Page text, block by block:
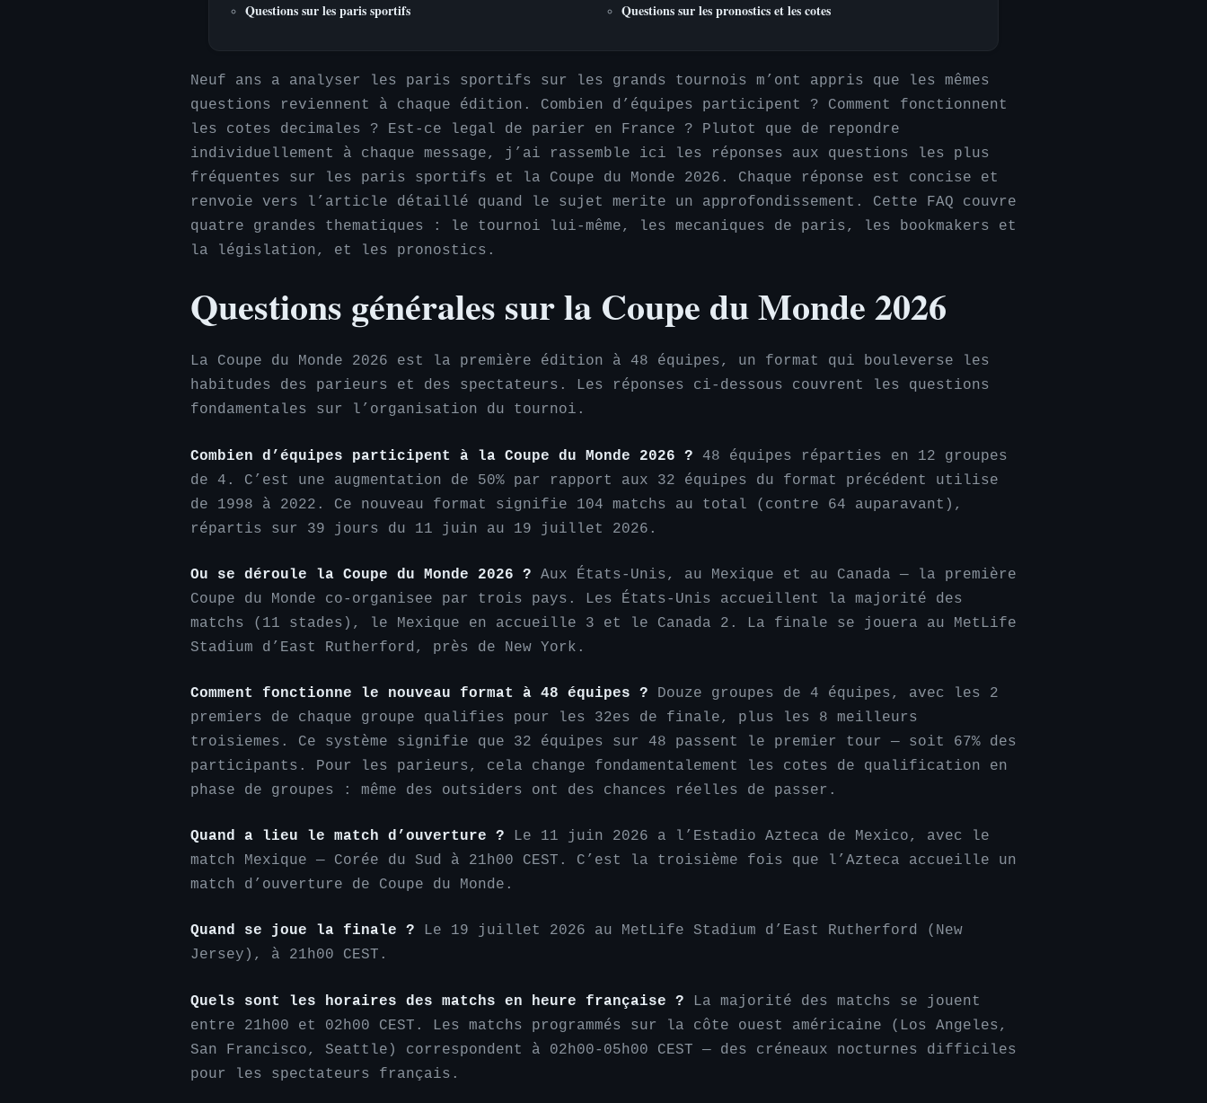
Questions sur les paris sportifs
Questions sur les pronostics et les cotes
Neuf ans a analyser les paris sportifs sur les grands tournois m’ont appris que les mêmes
questions reviennent à chaque édition. Combien d’équipes participent ? Comment fonctionnent
les cotes decimales ? Est-ce legal de parier en France ? Plutot que de repondre
individuellement à chaque message, j’ai rassemble ici les réponses aux questions les plus
fréquentes sur les paris sportifs et la Coupe du Monde 2026. Chaque réponse est concise et
renvoie vers l’article détaillé quand le sujet merite un approfondissement. Cette FAQ couvre
quatre grandes thematiques : le tournoi lui-même, les mecaniques de paris, les bookmakers et
la législation, et les pronostics.
Questions générales sur la Coupe du Monde 2026
La Coupe du Monde 2026 est la première édition à 48 équipes, un format qui bouleverse les
habitudes des parieurs et des spectateurs. Les réponses ci-dessous couvrent les questions
fondamentales sur l’organisation du tournoi.
Combien d’équipes participent à la Coupe du Monde 2026 ? 48 équipes réparties en 12 groupes
de 4. C’est une augmentation de 50% par rapport aux 32 équipes du format précédent utilise
de 1998 à 2022. Ce nouveau format signifie 104 matchs au total (contre 64 auparavant),
répartis sur 39 jours du 11 juin au 19 juillet 2026.
Ou se déroule la Coupe du Monde 2026 ? Aux États-Unis, au Mexique et au Canada — la première
Coupe du Monde co-organisee par trois pays. Les États-Unis accueillent la majorité des
matchs (11 stades), le Mexique en accueille 3 et le Canada 2. La finale se jouera au MetLife
Stadium d’East Rutherford, près de New York.
Comment fonctionne le nouveau format à 48 équipes ? Douze groupes de 4 équipes, avec les 2
premiers de chaque groupe qualifies pour les 32es de finale, plus les 8 meilleurs
troisiemes. Ce système signifie que 32 équipes sur 48 passent le premier tour — soit 67% des
participants. Pour les parieurs, cela change fondamentalement les cotes de qualification en
phase de groupes : même des outsiders ont des chances réelles de passer.
Quand a lieu le match d’ouverture ? Le 11 juin 2026 a l’Estadio Azteca de Mexico, avec le
match Mexique — Corée du Sud à 21h00 CEST. C’est la troisième fois que l’Azteca accueille un
match d’ouverture de Coupe du Monde.
Quand se joue la finale ? Le 19 juillet 2026 au MetLife Stadium d’East Rutherford (New
Jersey), à 21h00 CEST.
Quels sont les horaires des matchs en heure française ? La majorité des matchs se jouent
entre 21h00 et 02h00 CEST. Les matchs programmés sur la côte ouest américaine (Los Angeles,
San Francisco, Seattle) correspondent à 02h00-05h00 CEST — des créneaux nocturnes difficiles
pour les spectateurs français.